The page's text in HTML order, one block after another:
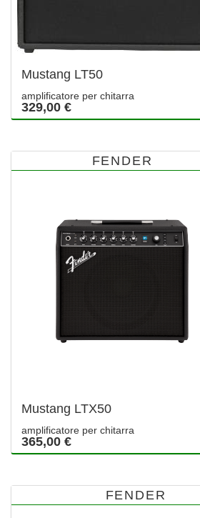
Mustang LT50
amplificatore per chitarra
329,00 €
FENDER
Mustang LTX50
amplificatore per chitarra
365,00 €
FENDER